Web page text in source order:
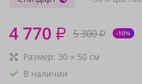
4 770 ₽ 5 300₽ -10%
Размер: 30 × 50 см
В наличии